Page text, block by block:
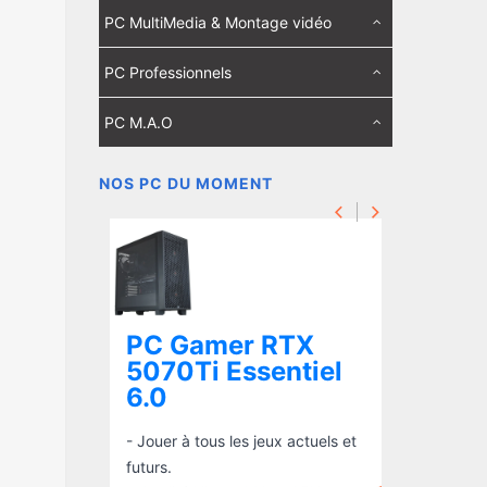
PC MultiMedia & Montage vidéo
PC Professionnels
PC M.A.O
NOS PC DU MOMENT
PC Gamer RTX
5070Ti Essentiel
6.0
- Jouer à tous les jeux actuels et
futurs.